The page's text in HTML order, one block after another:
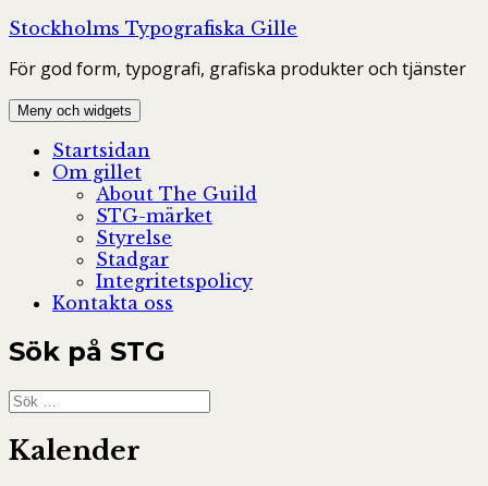
Hoppa
innehåll
Stockholms Typografiska Gille
För god form, typografi, grafiska produkter och tjänster
Meny och widgets
Startsidan
Om gillet
About The Guild
STG-märket
Styrelse
Stadgar
Integritetspolicy
Kontakta oss
Sök på STG
Sök
efter:
Kalender